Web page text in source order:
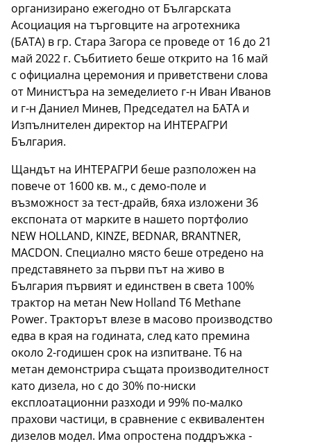
организирано ежегодно от Българската
Асоциация на търговците на агротехника
(БАТА) в гр. Стара Загора се проведе от 16 до 21
май 2022 г. Събитието беше открито на 16 май
с официална церемония и приветствени слова
от Министъра на земеделието г-н Иван Иванов
и г-н Даниел Минев, Председател на БАТА и
Изпълнителен директор на ИНТЕРАГРИ
България.
Щандът на ИНТЕРАГРИ беше разположен на
повече от 1600 кв. м., с демо-поле и
възможност за тест-драйв, бяха изложени 36
експоната от марките в нашето портфолио
NEW HOLLAND, KINZE, BEDNAR, BRANTNER,
MACDON. Специално място беше отредено на
представянето за първи път на живо в
България първият и единствен в света 100%
трактор на метан New Holland T6 Methane
Power. Тракторът влезе в масово производство
едва в края на годината, след като премина
около 2-годишен срок на изпитване. T6 на
метан демонстрира същата производителност
като дизела, но с до 30% по-ниски
експлоатационни разходи и 99% по-малко
прахови частици, в сравнение с еквивалентен
дизелов модел. Има опростена поддръжка -